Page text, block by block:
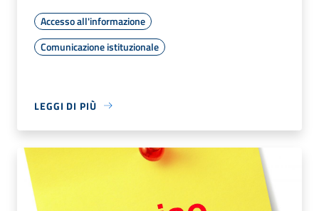
Accesso all'informazione
Comunicazione istituzionale
LEGGI DI PIÙ